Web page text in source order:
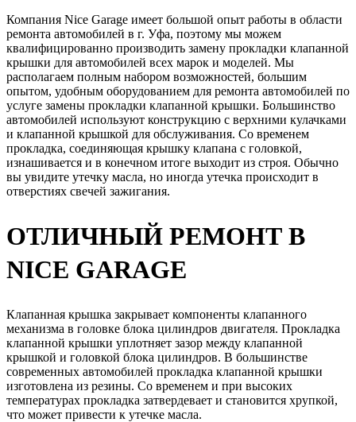
Компания Nice Garage имеет большой опыт работы в области
ремонта автомобилей в г. Уфа, поэтому мы можем
квалифицированно производить замену прокладки клапанной
крышки для автомобилей всех марок и моделей. Мы
располагаем полным набором возможностей, большим
опытом, удобным оборудованием для ремонта автомобилей по
услуге замены прокладки клапанной крышки. Большинство
автомобилей используют конструкцию с верхними кулачками
и клапанной крышкой для обслуживания. Со временем
прокладка, соединяющая крышку клапана с головкой,
изнашивается и в конечном итоге выходит из строя. Обычно
вы увидите утечку масла, но иногда утечка происходит в
отверстиях свечей зажигания.
ОТЛИЧНЫЙ РЕМОНТ В
NICE GARAGE
Клапанная крышка закрывает компоненты клапанного
механизма в головке блока цилиндров двигателя. Прокладка
клапанной крышки уплотняет зазор между клапанной
крышкой и головкой блока цилиндров. В большинстве
современных автомобилей прокладка клапанной крышки
изготовлена из резины. Со временем и при высоких
температурах прокладка затвердевает и становится хрупкой,
что может привести к утечке масла.